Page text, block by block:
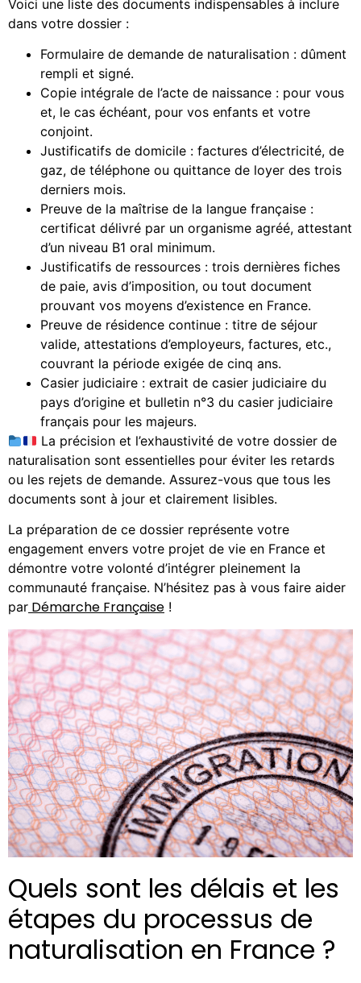
Voici une liste des documents indispensables à inclure
dans votre dossier :
Formulaire de demande de naturalisation : dûment
rempli et signé.
Copie intégrale de l’acte de naissance : pour vous
et, le cas échéant, pour vos enfants et votre
conjoint.
Justificatifs de domicile : factures d’électricité, de
gaz, de téléphone ou quittance de loyer des trois
derniers mois.
Preuve de la maîtrise de la langue française :
certificat délivré par un organisme agréé, attestant
d’un niveau B1 oral minimum.
Justificatifs de ressources : trois dernières fiches
de paie, avis d’imposition, ou tout document
prouvant vos moyens d’existence en France.
Preuve de résidence continue : titre de séjour
valide, attestations d’employeurs, factures, etc.,
couvrant la période exigée de cinq ans.
Casier judiciaire : extrait de casier judiciaire du
pays d’origine et bulletin n°3 du casier judiciaire
français pour les majeurs.
La précision et l’exhaustivité de votre dossier de
naturalisation sont essentielles pour éviter les retards
ou les rejets de demande. Assurez-vous que tous les
documents sont à jour et clairement lisibles.
La préparation de ce dossier représente votre
engagement envers votre projet de vie en France et
démontre votre volonté d’intégrer pleinement la
communauté française. N’hésitez pas à vous faire aider
par Démarche Française !
Quels sont les délais et les
étapes du processus de
naturalisation en France ?